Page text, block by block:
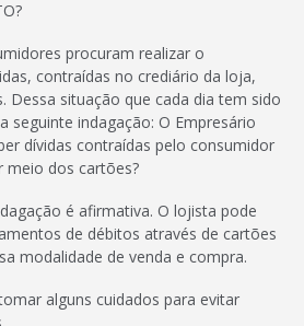
procuram realizar o
contraídas no crediário da loja,
Dessa situação que cada dia tem sido
seguinte indagação: O Empresário
dívidas contraídas pelo consumidor
meio dos cartões?
é afirmativa. O lojista pode
de débitos através de cartões
modalidade de venda e compra.
alguns cuidados para evitar